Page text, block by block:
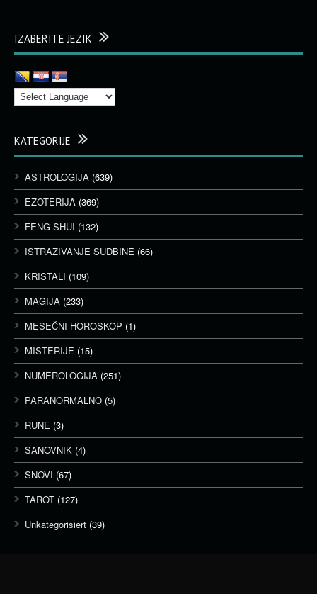
IZABERITE JEZIK
KATEGORIJE
ASTROLOGIJA (639)
EZOTERIJA (369)
FENG SHUI (132)
ISTRAŽIVANJE SUDBINE (66)
KRISTALI (109)
MAGIJA (233)
MESEČNI HOROSKOP (1)
MISTERIJE (15)
NUMEROLOGIJA (251)
PARANORMALNO (5)
RUNE (3)
SANOVNIK (4)
SNOVI (67)
TAROT (127)
Unkategorisiert (39)